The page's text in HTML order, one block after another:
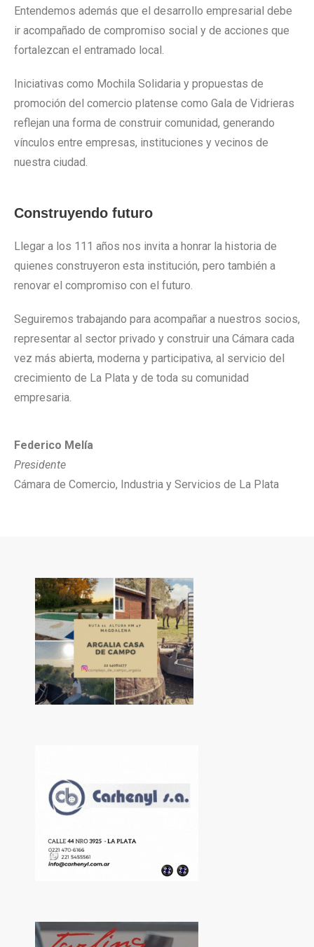
Entendemos además que el desarrollo empresarial debe
ir acompañado de compromiso social y de acciones que
fortalezcan el entramado local.
Iniciativas como Mochila Solidaria y propuestas de
promoción del comercio platense como Gala de Vidrieras
reflejan una forma de construir comunidad, generando
vínculos entre empresas, instituciones y vecinos de
nuestra ciudad.
Construyendo futuro
Llegar a los 111 años nos invita a honrar la historia de
quienes construyeron esta institución, pero también a
renovar el compromiso con el futuro.
Seguiremos trabajando para acompañar a nuestros socios,
representar al sector privado y construir una Cámara cada
vez más abierta, moderna y participativa, al servicio del
crecimiento de La Plata y de toda su comunidad
empresaria.
Federico Melía
Presidente
Cámara de Comercio, Industria y Servicios de La Plata